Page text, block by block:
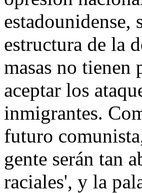
estadounidense,
estructura de la
masas no tienen
aceptar los
inmigrantes.
futuro
gente serán tan
raciales', y la